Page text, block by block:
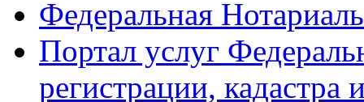
Федеральная
Портал услуг
регистрации, кадастра